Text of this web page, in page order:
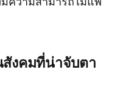
สังคมที่น่าจับตา